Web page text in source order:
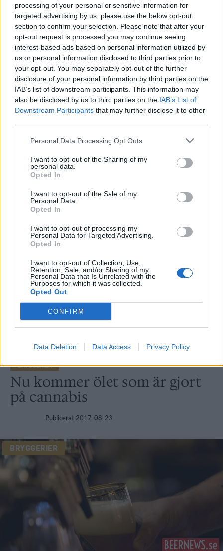
processing of your personal or sensitive information for
targeted advertising by us, please use the below opt-out
section to confirm your selection. Please note that after your
opt-out request is processed you may continue seeing
interest-based ads based on personal information utilized by
us or personal information disclosed to third parties prior to
your opt-out. You may separately opt-out of the further
disclosure of your personal information by third parties on the
IAB’s list of downstream participants. This information may
also be disclosed by us to third parties on the IAB’s List of
Downstream Participants that may further disclose it to other
Personal Data Processing Opt Outs
I want to opt-out of the Sharing of my
personal data.
Opted In
I want to opt-out of the Sale of my
Personal Data.
Opted In
I want to opt-out of processing my
Personal Data for Targeted Advertising.
Opted In
I want to opt-out of Collection, Use,
Retention, Sale, and/or Sharing of my
Personal Data that Is Unrelated with the
Purposes for which it was collected.
Opted Out
CONFIRM
Data Deletion Data Access Privacy Policy
Rekommenderad läsning
Carlsbergs forskning kan leda till nya
ölsmaker
Stigbergets handplockar 95 procent av sin
humle
4 humlesorter vi räddar när jorden går under
BRYGGERIER
Nu kommer ölet som är gjort
på cannabis
Publicerat 2017-08-23
BRYGGERIER